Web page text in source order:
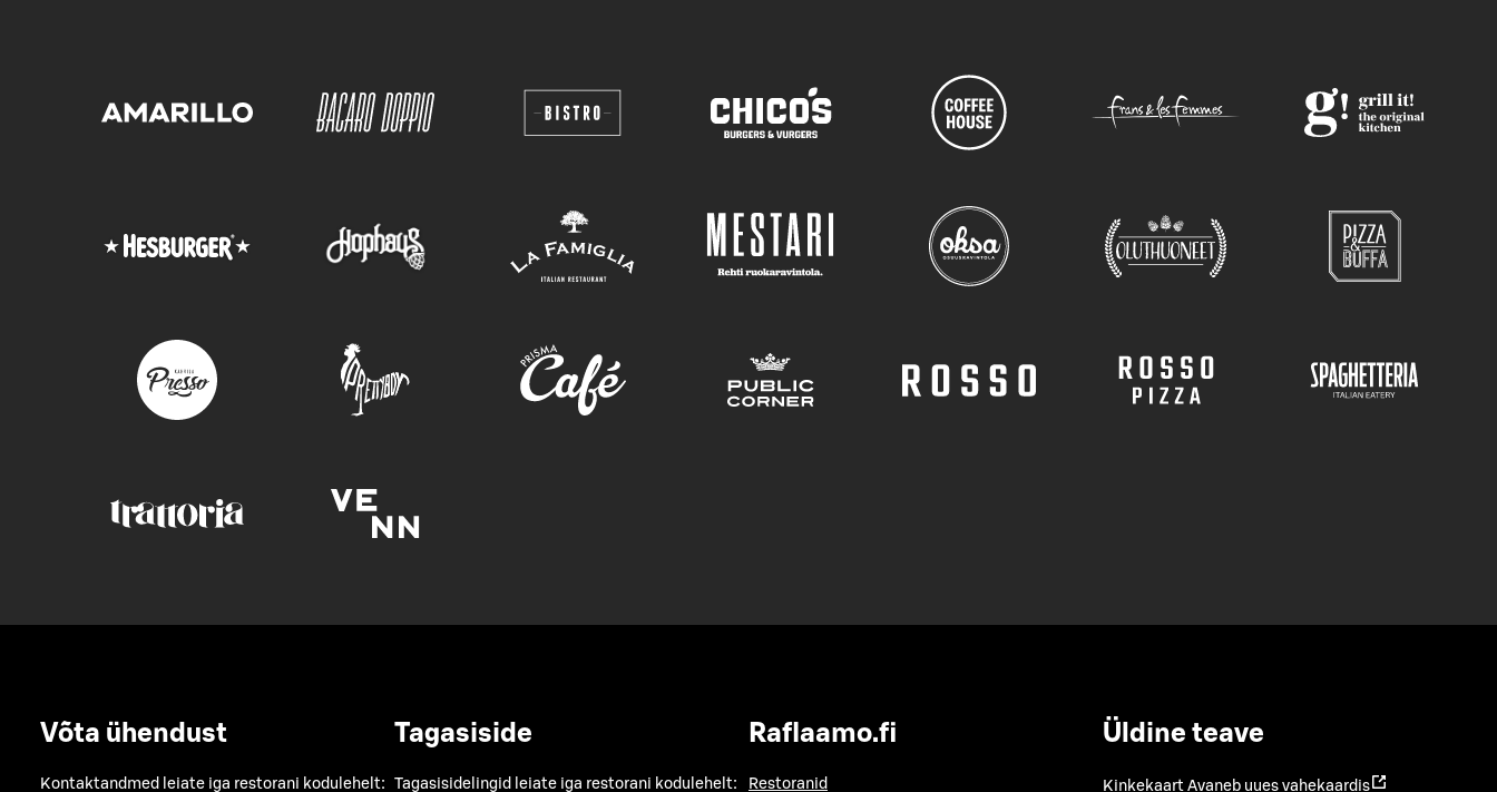
Võta ühendust
Kontaktandmed leiate iga restorani kodulehelt:
Tagasiside
Tagasisidelingid leiate iga restorani kodulehelt:
Raflaamo.fi
Restoranid
Üldine teave
Kinkekaart Avaneb uues vahekaardis